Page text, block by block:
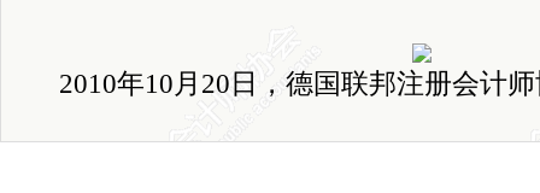
2010年10月 20日 ，德国联邦注册会计